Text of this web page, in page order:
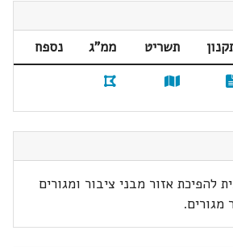
תשריט ממ"ג
נספח
להפיכת אזור מבני ציבור ומגורים
מגורים.